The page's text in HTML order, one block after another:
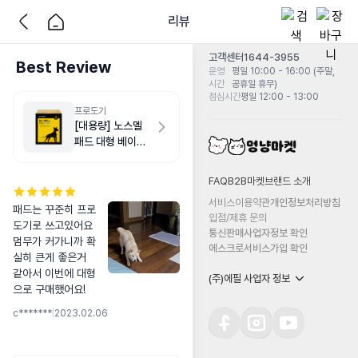
리뷰
Best Review
프로도기
[대용량] 노스멜
패드 대형 베이비
패드는 꾸준히 프로
도기로 쓰고있어요
멈무가 커가니까 확
실히 큰게 좋은거
같아서 이번에 대형
으로 구매했어요!
c******* 2023.02.06
고객센터1644-3955
운영
시간
평일 10:00 - 16:00 (주말,
공휴일 휴무)
점심시간평일 12:00 - 13:00
FAQB2B마켓 브랜드 소개
서비스이용약관개인정보처리방침
입점/제휴 문의
통신판매사업자정보 확인
에스크로서비스가입 확인
(주)에필 사업자 정보